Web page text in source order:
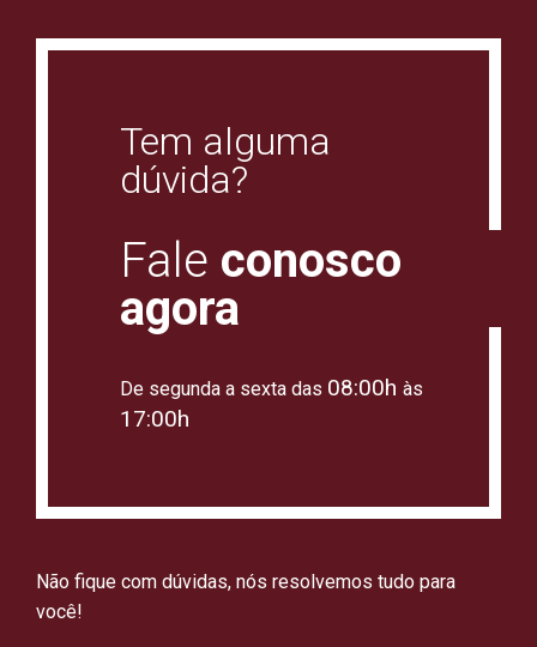
Tem alguma
dúvida?
Fale conosco
agora
De segunda a sexta das 08:00h às
17:00h
Não fique com dúvidas, nós resolvemos tudo para
você!